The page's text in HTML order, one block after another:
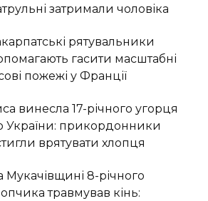
затримали чоловіка
рятувальники
гасити масштабні
пожежі у Франції
винесла 17-річного угорця
України: прикордонники
врятувати хлопця
Мукачівщині 8-річного
травмував кінь: